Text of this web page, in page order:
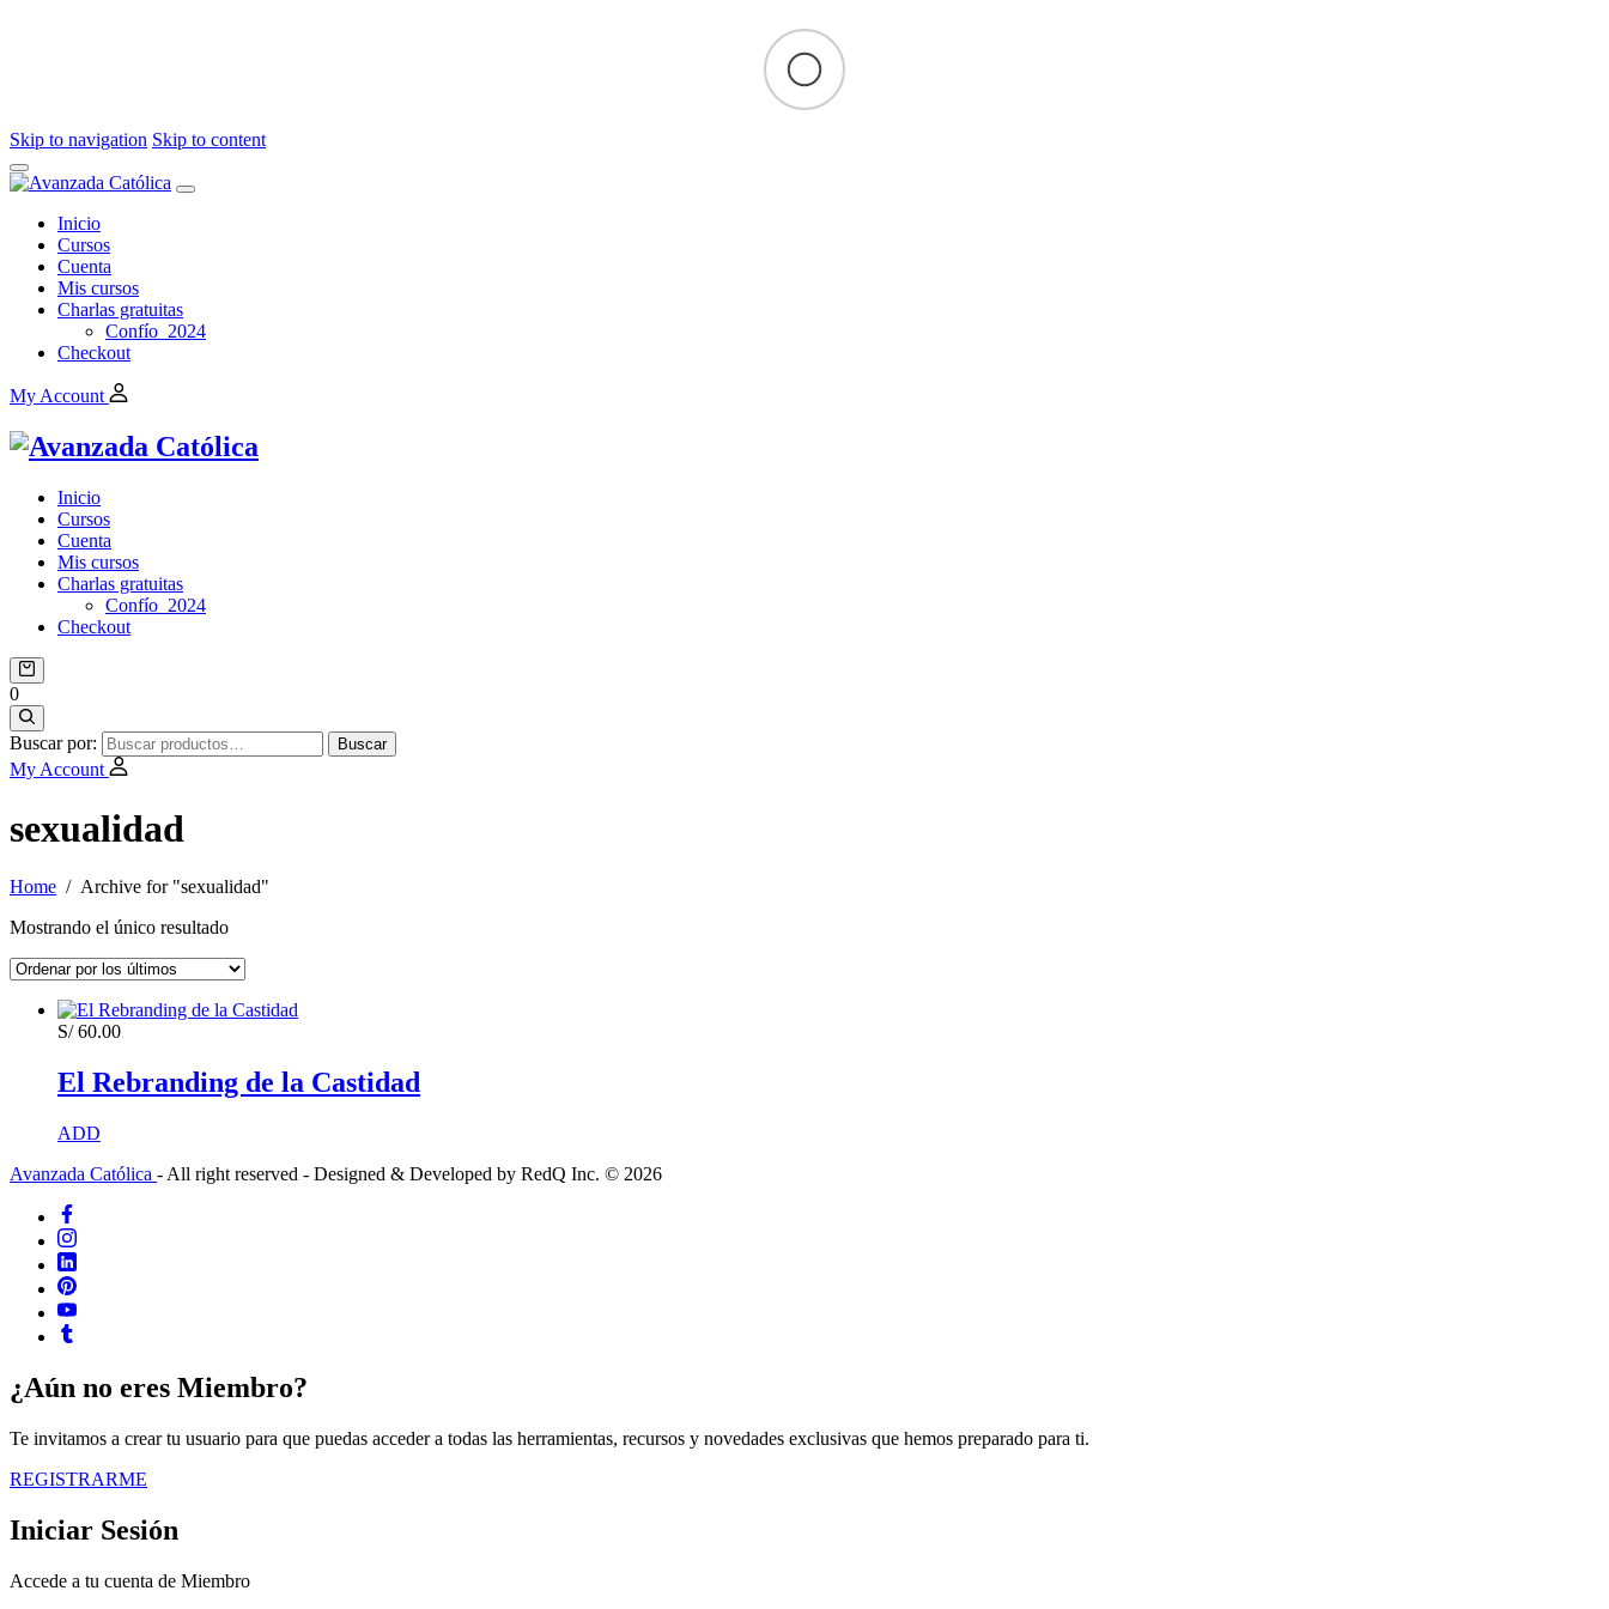
Skip to navigation Skip to content
Inicio
Cursos
Cuenta
Mis cursos
Charlas gratuitas
Confío_2024
Checkout
My Account
Inicio
Cursos
Cuenta
Mis cursos
Charlas gratuitas
Confío_2024
Checkout
0
Buscar por: Buscar
My Account
sexualidad
Home / Archive for "sexualidad"
Mostrando el único resultado
S/60.00
El Rebranding de la Castidad
ADD
Avanzada Católica - All right reserved - Designed & Developed by RedQ Inc. © 2026
¿Aún no eres Miembro?
Te invitamos a crear tu usuario para que puedas acceder a todas las herramientas, recursos y novedades exclusivas que hemos preparado para ti.
REGISTRARME
Iniciar Sesión
Accede a tu cuenta de Miembro